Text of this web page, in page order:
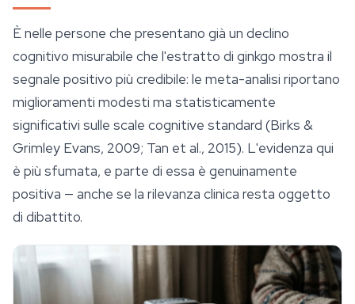
È nelle persone che presentano già un declino
cognitivo misurabile che l'estratto di ginkgo mostra il
segnale positivo più credibile: le meta-analisi riportano
miglioramenti modesti ma statisticamente
significativi sulle scale cognitive standard (Birks &
Grimley Evans, 2009; Tan et al., 2015). L'evidenza qui
è più sfumata, e parte di essa è genuinamente
positiva — anche se la rilevanza clinica resta oggetto
di dibattito.